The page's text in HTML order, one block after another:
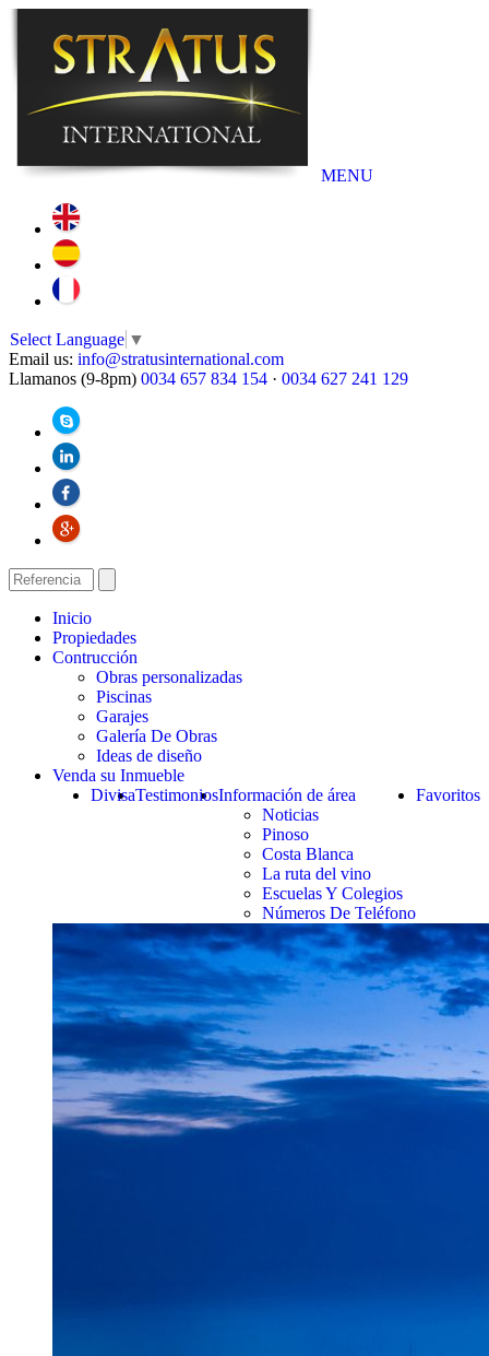
MENU
Select Language ▼
Email us: info@stratusinternational.com
Llamanos (9-8pm) 0034 657 834 154 · 0034 627 241 129
Inicio
Propiedades
Contrucción
Obras personalizadas
Piscinas
Garajes
Galería De Obras
Ideas de diseño
Venda su Inmueble
Favoritos
Información de área
Noticias
Pinoso
Costa Blanca
La ruta del vino
Escuelas Y Colegios
Números De Teléfono
Testimonios
Divisa